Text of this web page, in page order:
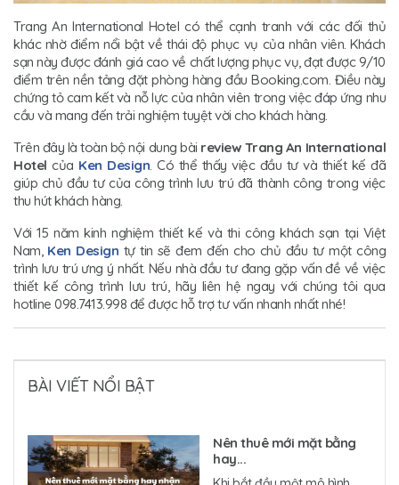
Trang An International Hotel có thể cạnh tranh với các đối thủ
khác nhờ điểm nổi bật về thái độ phục vụ của nhân viên. Khách
sạn này được đánh giá cao về chất lượng phục vụ, đạt được 9/10
điểm trên nền tảng đặt phòng hàng đầu Booking.com. Điều này
chứng tỏ cam kết và nỗ lực của nhân viên trong việc đáp ứng nhu
cầu và mang đến trải nghiệm tuyệt vời cho khách hàng.
Trên đây là toàn bộ nội dung bài review Trang An International
Hotel của Ken Design . Có thể thấy việc đầu tư và thiết kế đã
giúp chủ đầu tư của công trình lưu trú đã thành công trong việc
thu hút khách hàng.
Với 15 năm kinh nghiệm thiết kế và thi công khách sạn tại Việt
Nam, Ken Design tự tin sẽ đem đến cho chủ đầu tư một công
trình lưu trú ưng ý nhất. Nếu nhà đầu tư đang gặp vấn đề về việc
thiết kế công trình lưu trú, hãy liên hệ ngay với chúng tôi qua
hotline 098.7413.998 để được hỗ trợ tư vấn nhanh nhất nhé!
BÀI VIẾT NỔI BẬT
Nên thuê mới mặt bằng
hay...